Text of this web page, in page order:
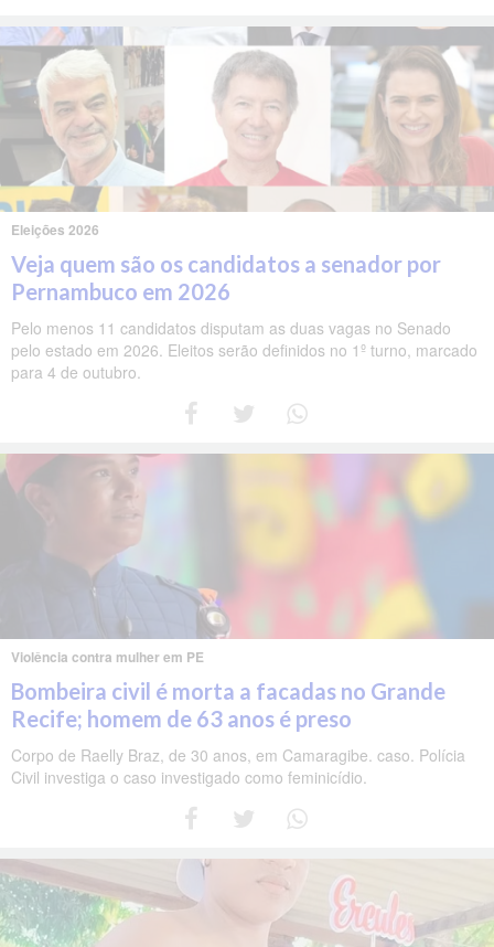
Eleições 2026
Veja quem são os candidatos a senador por
Pernambuco em 2026
Pelo menos 11 candidatos disputam as duas vagas no Senado
pelo estado em 2026. Eleitos serão definidos no 1º turno, marcado
para 4 de outubro.
Violência contra mulher em PE
Bombeira civil é morta a facadas no Grande
Recife; homem de 63 anos é preso
Corpo de Raelly Braz, de 30 anos, em Camaragibe. caso. Polícia
Civil investiga o caso investigado como feminicídio.